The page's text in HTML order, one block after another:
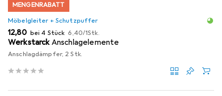
MENGENRABATT
Möbelgleiter + Schutzpuffer
EUR
12,80 bei 4 Stück EUR
6,40/1Stk.
WerkstarckAnschlagelemente
Anschlagdämpfer, 2 Stk.